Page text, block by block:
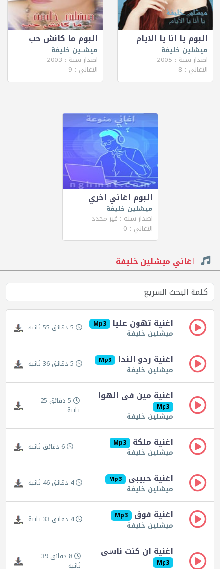
البوم يا انا يا الايام
ميشلين خليفة
اصدار سنة : 2005
الاغاني : 8
البوم ما كانش حب
ميشلين خليفة
اصدار سنة : 2003
الاغاني : 9
البوم اغاني اخري
ميشلين خليفة
اصدار سنة : غير محدد
الاغاني : 0
اغاني ميشلين خليفة
اغنية تهون عليا Mp3
ميشلين خليفة 5 دقائق 55 ثانية
اغنية ردو الندا Mp3
ميشلين خليفة 5 دقائق 36 ثانية
اغنية مين فى الهوا
Mp3
ميشلين خليفة
5 دقائق 25
ثانية
اغنية ملكة Mp3
ميشلين خليفة 6 دقائق ثانية
اغنية حبيبى Mp3
ميشلين خليفة 4 دقائق 46 ثانية
اغنية فوق Mp3
ميشلين خليفة 4 دقائق 33 ثانية
اغنية ان كنت ناسى
Mp3
8 دقائق 39
ثانية